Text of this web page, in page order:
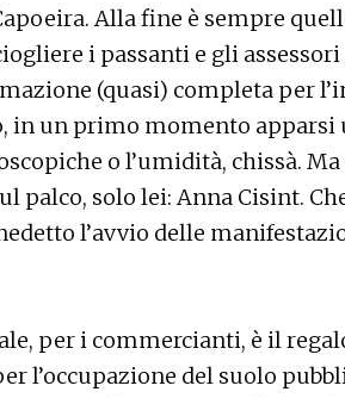
Alla fine è sempre
i passanti e gli
(quasi) completa per
in un primo momento apparsi
o l’umidità, chissà.
palco, solo lei: Anna Cisint.
l’avvio delle
per i commercianti, è il
l’occupazione del suolo